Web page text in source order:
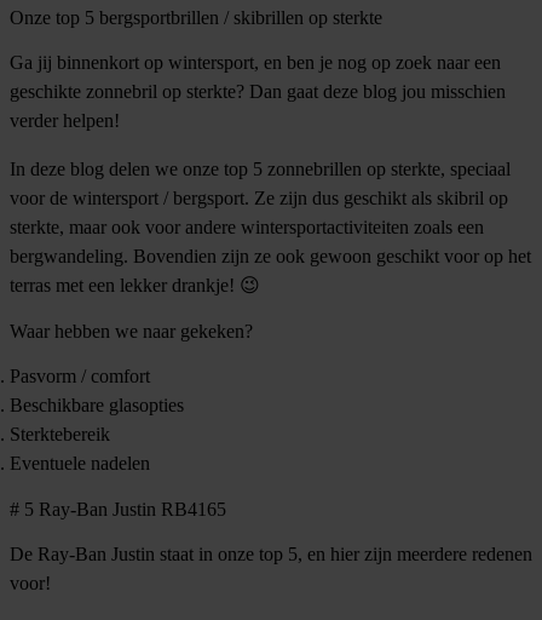
Onze top 5 bergsportbrillen / skibrillen op sterkte
Ga jij binnenkort op wintersport, en ben je nog op zoek naar een
geschikte zonnebril op sterkte? Dan gaat deze blog jou misschien
verder helpen!
In deze blog delen we onze top 5 zonnebrillen op sterkte, speciaal
voor de wintersport / bergsport. Ze zijn dus geschikt als skibril op
sterkte, maar ook voor andere wintersportactiviteiten zoals een
bergwandeling. Bovendien zijn ze ook gewoon geschikt voor op het
terras met een lekker drankje! 😉
Waar hebben we naar gekeken?
Pasvorm / comfort
Beschikbare glasopties
Sterktebereik
Eventuele nadelen
# 5 Ray-Ban Justin RB4165
De Ray-Ban Justin staat in onze top 5, en hier zijn meerdere redenen
voor!